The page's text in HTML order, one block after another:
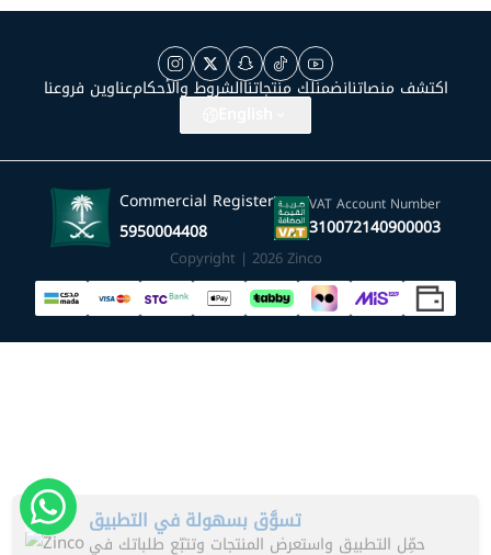
عناوين فروعناالشروط والأحكامنضمنلك منتجاتنااكتشف منصاتنا
Commercial Register
5950004408
VAT Account Number
310072140900003
Copyright | 2026Zinco
تسوَّق بسهولة في التطبيق
حمِّل التطبيق واستعرض المنتجات وتتبّع طلباتك في